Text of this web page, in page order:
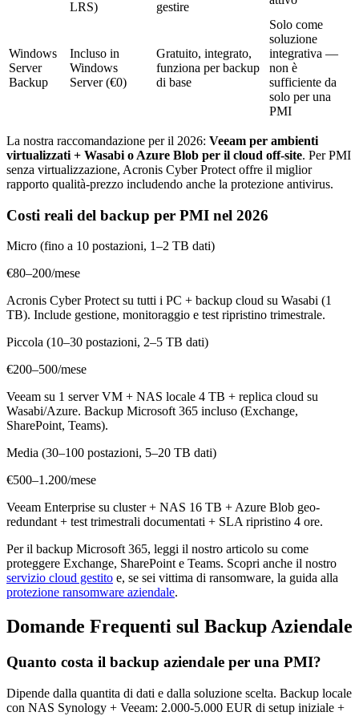
LRS)
gestire
Windows
Server
Backup
Incluso in
Windows
Server (€0)
Gratuito, integrato,
funziona per backup
di base
Solo come
soluzione
integrativa —
non è
sufficiente da
solo per una
PMI
La nostra raccomandazione per il 2026: Veeam per ambienti
virtualizzati + Wasabi o Azure Blob per il cloud off-site. Per PMI
senza virtualizzazione, Acronis Cyber Protect offre il miglior
rapporto qualità-prezzo includendo anche la protezione antivirus.
Costi reali del backup per PMI nel 2026
Micro (fino a 10 postazioni, 1–2 TB dati)
€80–200/mese
Acronis Cyber Protect su tutti i PC + backup cloud su Wasabi (1
TB). Include gestione, monitoraggio e test ripristino trimestrale.
Piccola (10–30 postazioni, 2–5 TB dati)
€200–500/mese
Veeam su 1 server VM + NAS locale 4 TB + replica cloud su
Wasabi/Azure. Backup Microsoft 365 incluso (Exchange,
SharePoint, Teams).
Media (30–100 postazioni, 5–20 TB dati)
€500–1.200/mese
Veeam Enterprise su cluster + NAS 16 TB + Azure Blob geo-
redundant + test trimestrali documentati + SLA ripristino 4 ore.
Per il backup Microsoft 365, leggi il nostro articolo su come
proteggere Exchange, SharePoint e Teams. Scopri anche il nostro
servizio cloud gestito e, se sei vittima di ransomware, la guida alla
protezione ransomware aziendale.
Domande Frequenti sul Backup Aziendale
Quanto costa il backup aziendale per una PMI?
Dipende dalla quantita di dati e dalla soluzione scelta. Backup locale
con NAS Synology + Veeam: 2.000-5.000 EUR di setup iniziale +